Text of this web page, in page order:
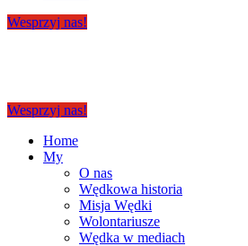
Wesprzyj nas!
Wesprzyj nas!
Home
My
O nas
Wędkowa historia
Misja Wędki
Wolontariusze
Wędka w mediach